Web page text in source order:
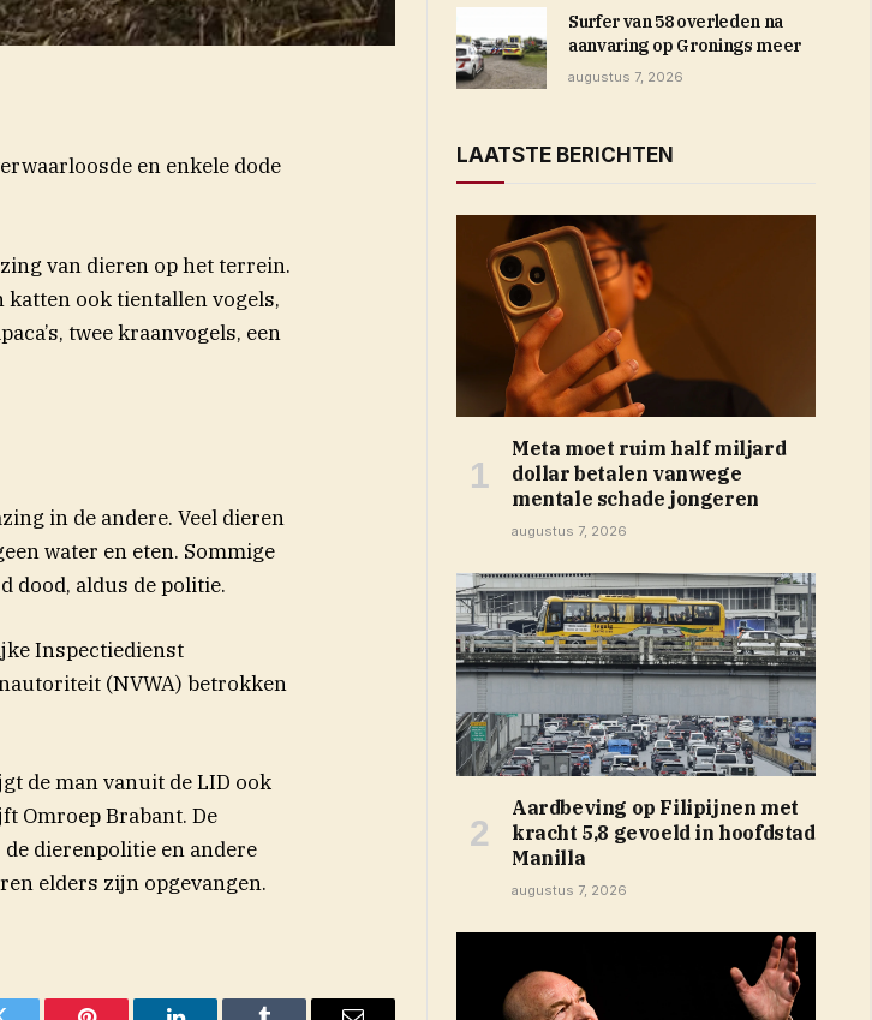
en enkele dode
van dieren op het terrein.
ook tientallen vogels,
twee kraanvogels, een
in de andere. Veel dieren
water en eten. Sommige
dood, aldus de politie.
Inspectiedienst
(NVWA) betrokken
de man vanuit de LID ook
OmroepBrabant(opent in nieuw venster)
. De
dierenpolitie en andere
elders zijn opgevangen.
Surfer van 58 overleden na
aanvaring op Gronings meer
augustus 7, 2026
LAATSTE BERICHTEN
Meta moet ruim half miljard
dollar betalen vanwege
mentale schade jongeren
augustus 7, 2026
Aardbeving op Filipijnen met
kracht 5,8 gevoeld in hoofdstad
Manilla
augustus 7, 2026